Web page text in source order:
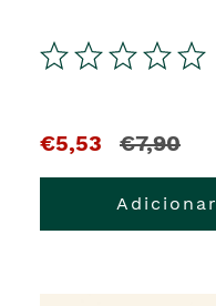
€5,53 €7,90
Adicionar